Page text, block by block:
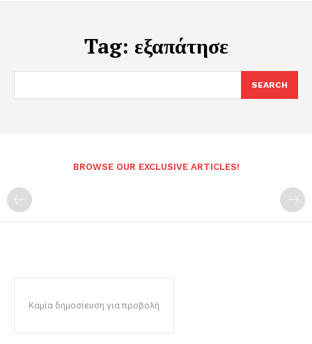
Tag: εξαπάτησε
SEARCH
BROWSE OUR EXCLUSIVE ARTICLES!
Καμία δημοσίευση για προβολή